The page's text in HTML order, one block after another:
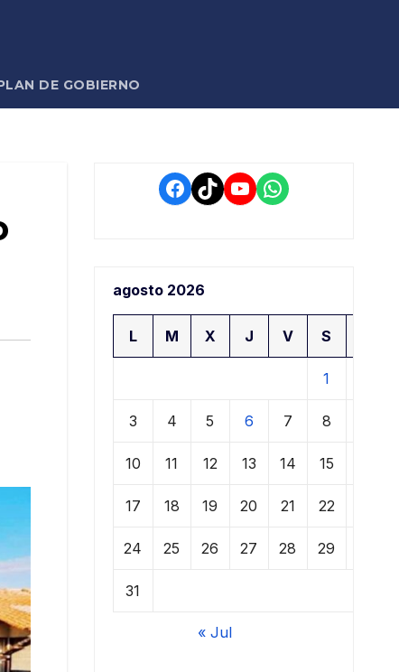
DE GOBIERNO
Facebook
TikTokYouTube
WhatsApp
agosto 2026
L M X J V S
1
3 4 5 6 7 8
10 11 12 13 14 15
17 18 19 20 21 22
24 25 26 27 28 29
31
« Jul